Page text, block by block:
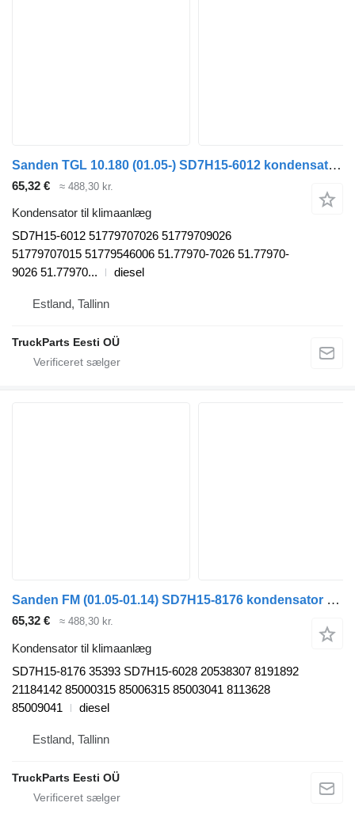
Sanden TGL 10.180 (01.05-) SD7H15-6012 kondensator til klimaanlæg til MAN TGL, TGM, TGS, TGX (2005-2021) trækker
65,32 € ≈ 488,30 kr.
Kondensator til klimaanlæg
SD7H15-6012 51779707026 51779709026
51779707015 51779546006 51.77970-7026 51.77970-
9026 51.77970...
diesel
Estland, Tallinn
TruckParts Eesti OÜ
Sanden FM (01.05-01.14) SD7H15-8176 kondensator til klimaanlæg til Volvo FM7-FM12, FM, FMX (1998-2014) trækker
65,32 € ≈ 488,30 kr.
Kondensator til klimaanlæg
SD7H15-8176 35393 SD7H15-6028 20538307 8191892
21184142 85000315 85006315 85003041 8113628
85009041
diesel
Estland, Tallinn
TruckParts Eesti OÜ